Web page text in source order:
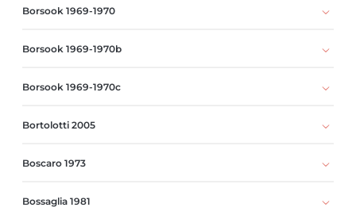
Borsook 1969-1970
Borsook 1969-1970b
Borsook 1969-1970c
Bortolotti 2005
Boscaro 1973
Bossaglia 1981